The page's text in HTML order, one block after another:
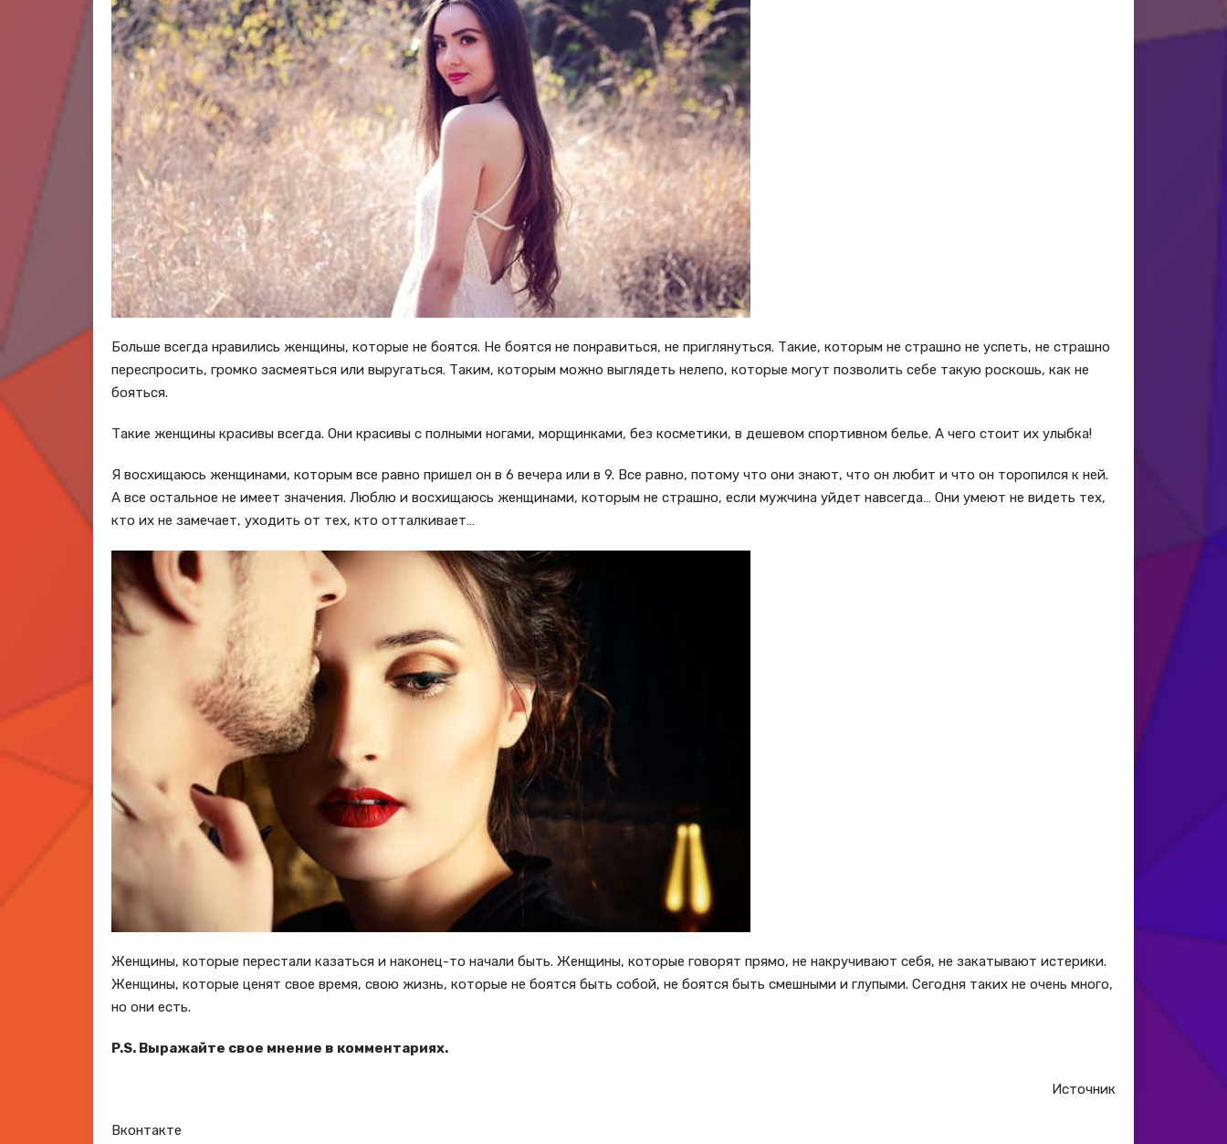
Больше всегда нравились женщины, которые не боятся. Не боятся не понравиться, не приглянуться. Такие, которым не страшно не успеть, не страшно
переспросить, громко засмеяться или выругаться. Таким, которым можно выглядеть нелепо, которые могут позволить себе такую роскошь, как не
бояться.
Такие женщины красивы всегда. Они красивы с полными ногами, морщинками, без косметики, в дешевом спортивном белье. А чего стоит их улыбка!
Я восхищаюсь женщинами, которым все равно пришел он в 6 вечера или в 9. Все равно, потому что они знают, что он любит и что он торопился к ней.
А все остальное не имеет значения. Люблю и восхищаюсь женщинами, которым не страшно, если мужчина уйдет навсегда… Они умеют не видеть тех,
кто их не замечает, уходить от тех, кто отталкивает…
Женщины, которые перестали казаться и наконец-то начали быть. Женщины, которые говорят прямо, не накручивают себя, не закатывают истерики.
Женщины, которые ценят свое время, свою жизнь, которые не боятся быть собой, не боятся быть смешными и глупыми. Сегодня таких не очень много,
но они есть.
P.S. Выражайте свое мнение в комментариях.
Источник
Вконтакте